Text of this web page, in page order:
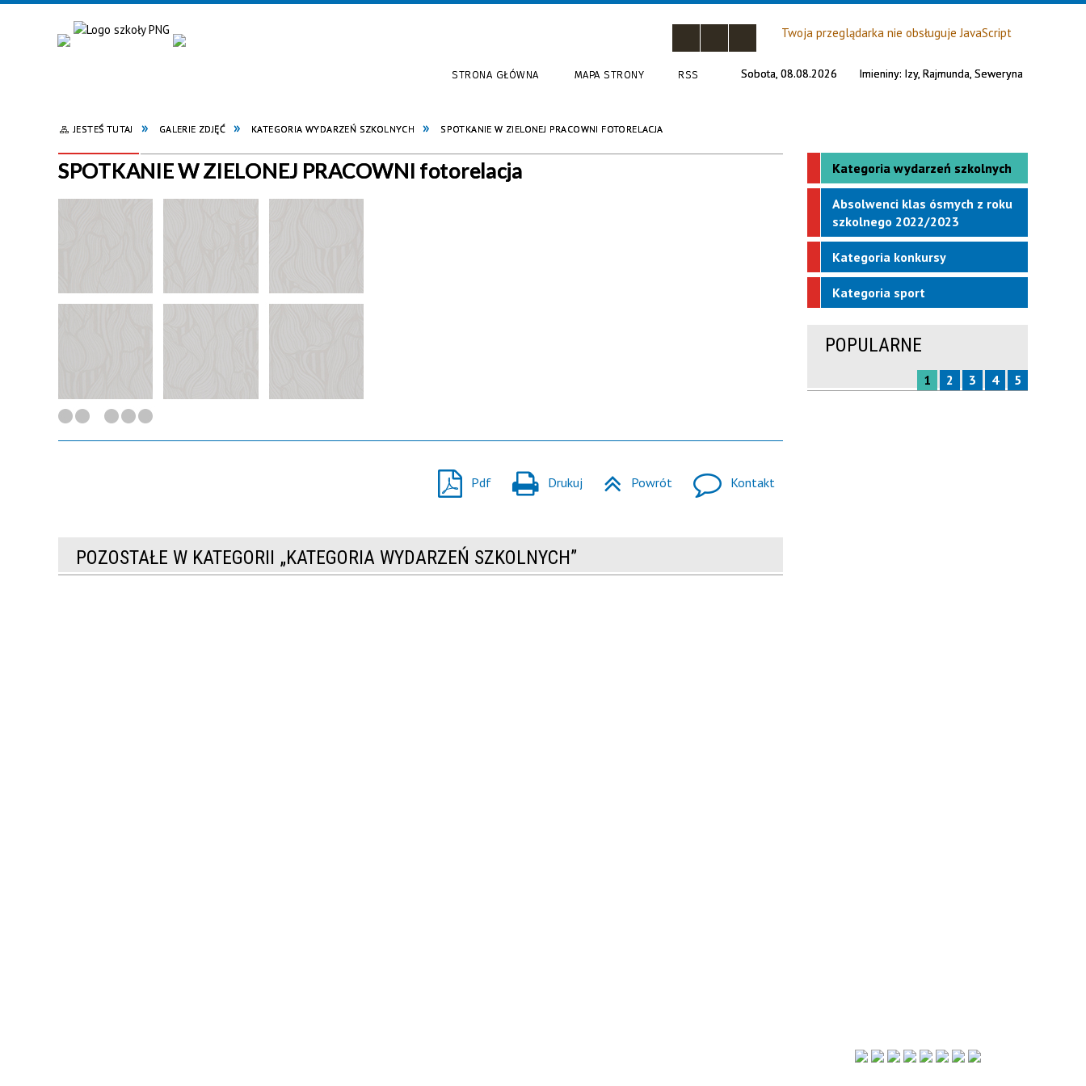
Twoja przeglądarka nie obsługuje JavaScript
STRONA GŁÓWNA MAPA STRONY RSS Sobota, 08.08.2026 Imieniny: Izy, Rajmunda, Seweryna
JESTEŚ TUTAJ GALERIE ZDJĘĆ KATEGORIA WYDARZEŃ SZKOLNYCH SPOTKANIE W ZIELONEJ PRACOWNI FOTORELACJA
SPOTKANIE W ZIELONEJ PRACOWNI fotorelacja
Pdf Drukuj Powrót Kontakt
POZOSTAŁE W KATEGORII „KATEGORIA WYDARZEŃ SZKOLNYCH”
Kategoria wydarzeń szkolnych
Absolwenci klas ósmych z roku
szkolnego 2022/2023
Kategoria konkursy
Kategoria sport
POPULARNE
1 2 3 4 5